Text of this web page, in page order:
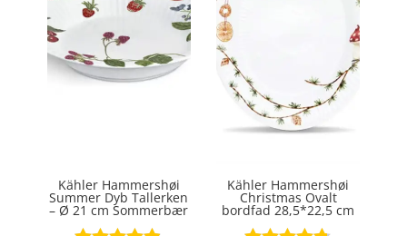
Kähler Hammershøi
Summer Dyb Tallerken
– Ø 21 cm Sommerbær
Kähler Hammershøi
Christmas Ovalt
bordfad 28,5*22,5 cm